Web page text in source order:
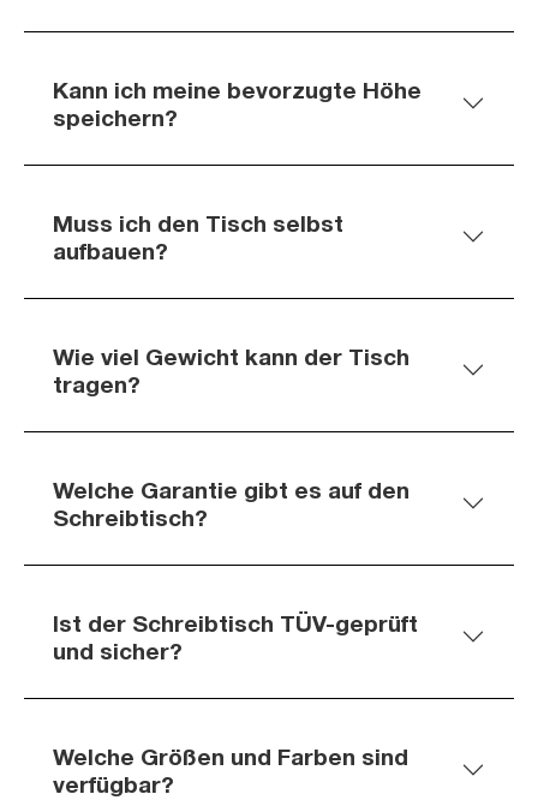
Kann ich meine bevorzugte Höhe
speichern?
Muss ich den Tisch selbst
aufbauen?
Wie viel Gewicht kann der Tisch
tragen?
Welche Garantie gibt es auf den
Schreibtisch?
Ist der Schreibtisch TÜV-geprüft
und sicher?
Welche Größen und Farben sind
verfügbar?